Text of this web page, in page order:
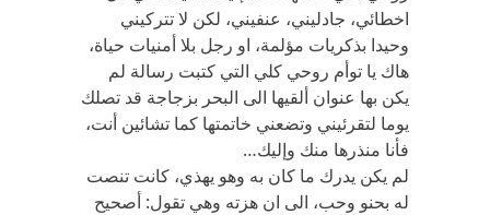
اخطائي، جادليني، عنفيني، لكن لا تتركيني
وحيدا بذكريات مؤلمة، او رجل بلا أمنيات حياة،
هاك يا توأم روحي كلي التي كتبت رسالة لم
يكن بها عنوان ألقيها الى البحر بزجاجة قد تصلك
يوما لتقرئيني وتضعني خاتمتها كما تشائين أنت،
فأنا منذرها منك وإليك…
لم يكن يدرك ما كان به وهو يهذي، كانت تنصت
له بحنو وحب، الى ان هزته وهي تقول: أصحيح